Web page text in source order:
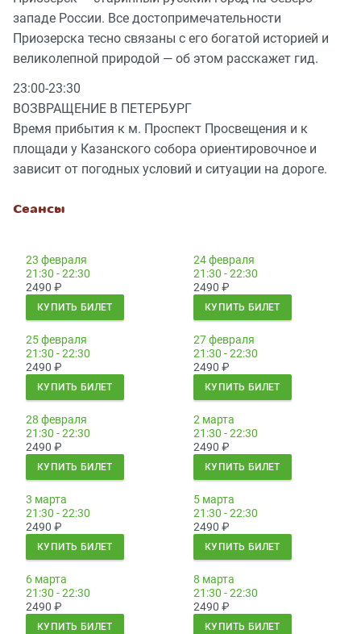
западе России. Все достопримечательности
Приозерска тесно связаны с его богатой историей и
великолепной природой — об этом расскажет гид.
23:00-23:30
ВОЗВРАЩЕНИЕ В ПЕТЕРБУРГ
Время прибытия к м. Проспект Просвещения и к
площади у Казанского собора ориентировочное и
зависит от погодных условий и ситуации на дороге.
Сеансы
23 февраля
21:30 - 22:30
2490 ₽
КУПИТЬ БИЛЕТ
24 февраля
21:30 - 22:30
2490 ₽
КУПИТЬ БИЛЕТ
25 февраля
21:30 - 22:30
2490 ₽
КУПИТЬ БИЛЕТ
27 февраля
21:30 - 22:30
2490 ₽
КУПИТЬ БИЛЕТ
28 февраля
21:30 - 22:30
2490 ₽
КУПИТЬ БИЛЕТ
2 марта
21:30 - 22:30
2490 ₽
КУПИТЬ БИЛЕТ
3 марта
21:30 - 22:30
2490 ₽
КУПИТЬ БИЛЕТ
5 марта
21:30 - 22:30
2490 ₽
КУПИТЬ БИЛЕТ
6 марта
21:30 - 22:30
2490 ₽
КУПИТЬ БИЛЕТ
8 марта
21:30 - 22:30
2490 ₽
КУПИТЬ БИЛЕТ